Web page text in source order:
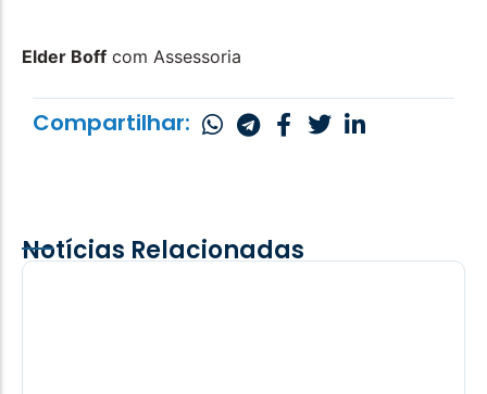
Elder Boff com Assessoria
Compartilhar:
Notícias Relacionadas